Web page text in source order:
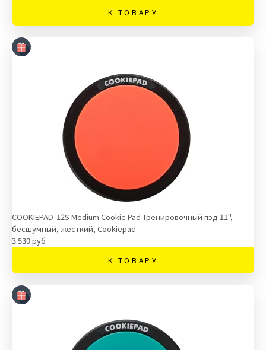
К ТОВАРУ
COOKIEPAD-12S Medium Cookie Pad Тренировочный пэд 11",
бесшумный, жесткий, Cookiepad
3 530 руб
К ТОВАРУ